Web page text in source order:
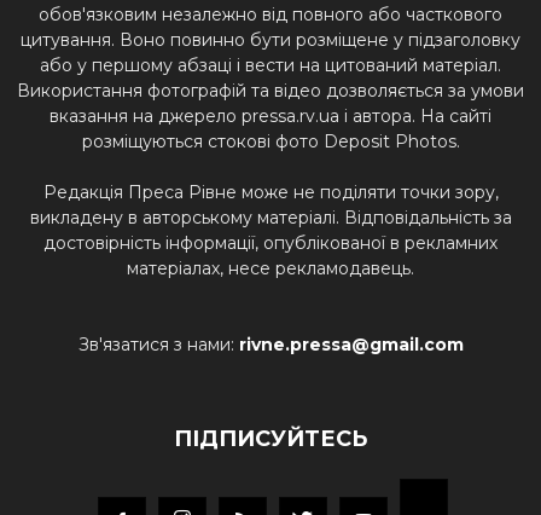
обов'язковим незалежно від повного або часткового
цитування. Воно повинно бути розміщене у підзаголовку
або у першому абзаці і вести на цитований матеріал.
Використання фотографій та відео дозволяється за умови
вказання на джерело pressa.rv.ua і автора. На сайті
розміщуються стокові фото Deposit Photos.
Редакція Преса Рівне може не поділяти точки зору,
викладену в авторському матеріалі. Відповідальність за
достовірність інформації, опублікованої в рекламних
матеріалах, несе рекламодавець.
Зв'язатися з нами: rivne.pressa@gmail.com
ПІДПИСУЙТЕСЬ